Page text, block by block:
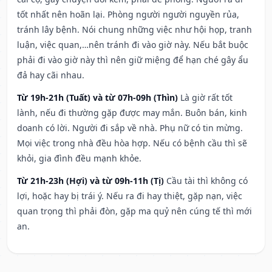
tốt nhất nên hoãn lại. Phòng người người nguyền rủa,
tránh lây bệnh. Nói chung những việc như hội họp, tranh
luận, việc quan,…nên tránh đi vào giờ này. Nếu bắt buộc
phải đi vào giờ này thì nên giữ miệng để hạn ché gây ẩu
đả hay cãi nhau.
Từ 19h-21h (Tuất) và từ 07h-09h (Thìn) Là giờ rất tốt
lành, nếu đi thường gặp được may mắn. Buôn bán, kinh
doanh có lời. Người đi sắp về nhà. Phụ nữ có tin mừng.
Mọi việc trong nhà đều hòa hợp. Nếu có bệnh cầu thì sẽ
khỏi, gia đình đều mạnh khỏe.
Từ 21h-23h (Hợi) và từ 09h-11h (Tị) Cầu tài thì không có
lợi, hoặc hay bị trái ý. Nếu ra đi hay thiệt, gặp nạn, việc
quan trọng thì phải đòn, gặp ma quỷ nên cúng tế thì mới
an.